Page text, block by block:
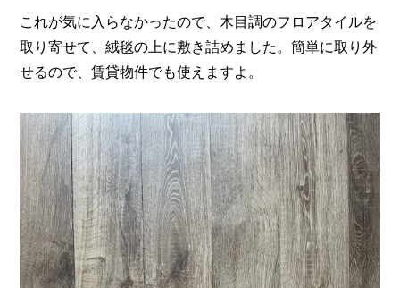
これが気に入らなかったので、木目調のフロアタイルを
取り寄せて、絨毯の上に敷き詰めました。簡単に取り外
せるので、賃貸物件でも使えますよ。